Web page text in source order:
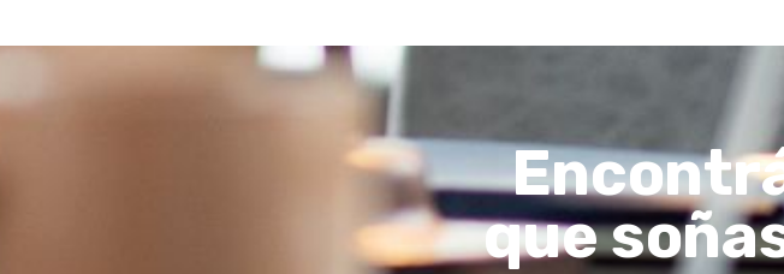
que